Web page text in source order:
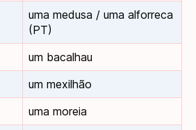
uma medusa / uma alforreca
(PT)
um bacalhau
um mexilhão
uma moreia